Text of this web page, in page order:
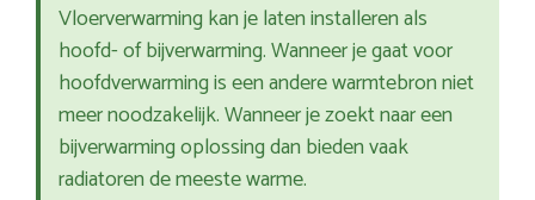
Vloerverwarming kan je laten installeren als
hoofd- of bijverwarming. Wanneer je gaat voor
hoofdverwarming is een andere warmtebron niet
meer noodzakelijk. Wanneer je zoekt naar een
bijverwarming oplossing dan bieden vaak
radiatoren de meeste warme.